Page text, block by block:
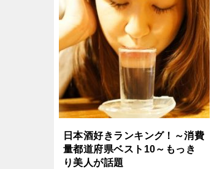
日本酒好きランキング！～消費
量都道府県ベスト10～もっき
り美人が話題